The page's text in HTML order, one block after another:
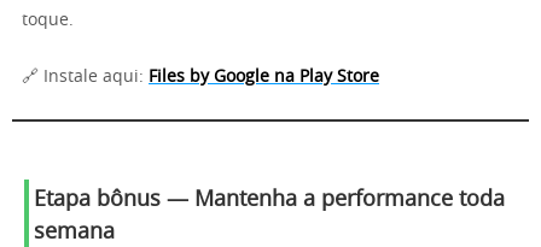
toque.
🔗 Instale aqui: Files by Google na Play Store
Etapa bônus — Mantenha a performance toda
semana